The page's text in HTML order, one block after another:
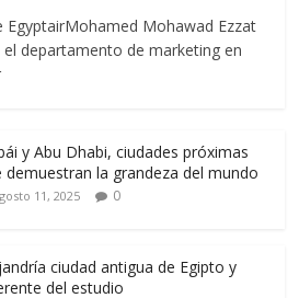
EgyptairMohamed Mohawad Ezzat
departamento de marketing en
y Abu Dhabi, ciudades próximas
demuestran la grandeza del mundo
11, 2025 0
ciudad antigua de Egipto y
del estudio